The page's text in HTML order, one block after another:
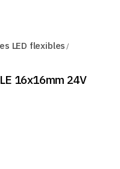
LED flexibles
16x16mm 24V